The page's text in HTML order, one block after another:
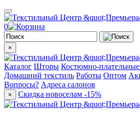
0
×
Каталог Шторы Костюмно-
Домашний текстиль Работы Оптом
Вопросы? Адреса салонов
× Скидка новоселам -15%